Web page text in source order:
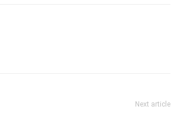
Next article